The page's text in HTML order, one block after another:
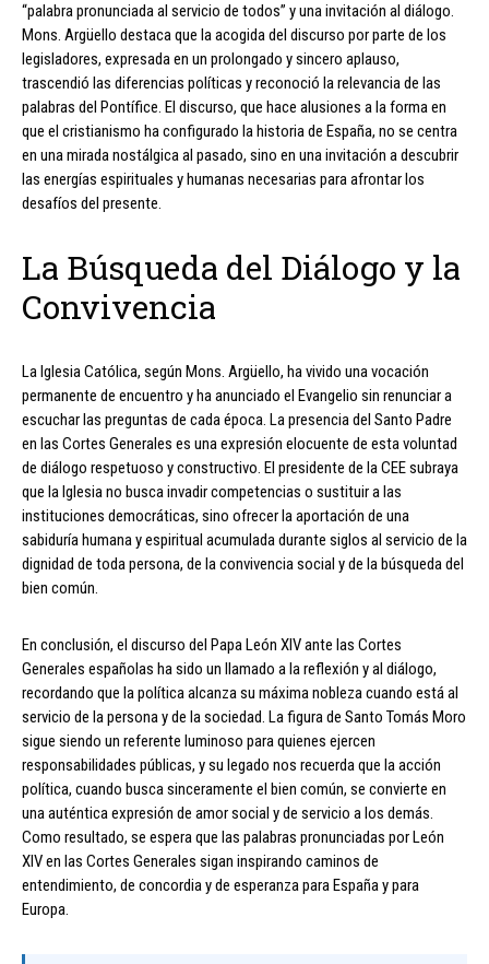
“palabra pronunciada al servicio de todos” y una invitación al diálogo.
Mons. Argüello destaca que la acogida del discurso por parte de los
legisladores, expresada en un prolongado y sincero aplauso,
trascendió las diferencias políticas y reconoció la relevancia de las
palabras del Pontífice. El discurso, que hace alusiones a la forma en
que el cristianismo ha configurado la historia de España, no se centra
en una mirada nostálgica al pasado, sino en una invitación a descubrir
las energías espirituales y humanas necesarias para afrontar los
desafíos del presente.
La Búsqueda del Diálogo y la
Convivencia
La Iglesia Católica, según Mons. Argüello, ha vivido una vocación
permanente de encuentro y ha anunciado el Evangelio sin renunciar a
escuchar las preguntas de cada época. La presencia del Santo Padre
en las Cortes Generales es una expresión elocuente de esta voluntad
de diálogo respetuoso y constructivo. El presidente de la CEE subraya
que la Iglesia no busca invadir competencias o sustituir a las
instituciones democráticas, sino ofrecer la aportación de una
sabiduría humana y espiritual acumulada durante siglos al servicio de la
dignidad de toda persona, de la convivencia social y de la búsqueda del
bien común.
En conclusión, el discurso del Papa León XIV ante las Cortes
Generales españolas ha sido un llamado a la reflexión y al diálogo,
recordando que la política alcanza su máxima nobleza cuando está al
servicio de la persona y de la sociedad. La figura de Santo Tomás Moro
sigue siendo un referente luminoso para quienes ejercen
responsabilidades públicas, y su legado nos recuerda que la acción
política, cuando busca sinceramente el bien común, se convierte en
una auténtica expresión de amor social y de servicio a los demás.
Como resultado, se espera que las palabras pronunciadas por León
XIV en las Cortes Generales sigan inspirando caminos de
entendimiento, de concordia y de esperanza para España y para
Europa.